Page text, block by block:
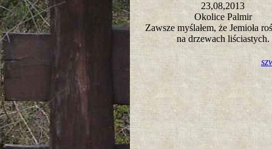
23,08,2013
Okolice Palmir
Zawsze myślałem, że Jemioła
na drzewach